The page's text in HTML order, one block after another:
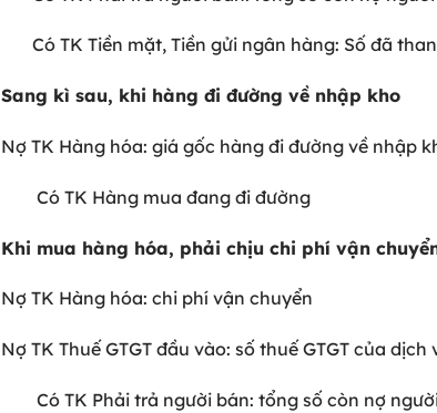
Có TK Tiền mặt, Tiền gửi ngân hàng: Số đã
Sang kì sau, khi hàng đi đường về nhập kho
Nợ TK Hàng hóa: giá gốc hàng đi đường về nhập
Có TK Hàng mua đang đi đường
Khi mua hàng hóa, phải chịu chi phí vận
Nợ TK Hàng hóa: chi phí vận chuyển
Nợ TK Thuế GTGT đầu vào: số thuế GTGT của
Có TK Phải trả người bán: tổng số còn nợ